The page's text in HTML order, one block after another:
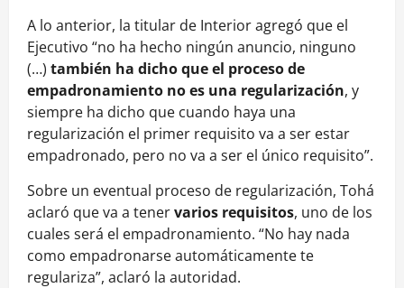
A lo anterior, la titular de Interior agregó que el
Ejecutivo “no ha hecho ningún anuncio, ninguno
(…) también ha dicho que el proceso de
empadronamiento no es una regularización, y
siempre ha dicho que cuando haya una
regularización el primer requisito va a ser estar
empadronado, pero no va a ser el único requisito”.
Sobre un eventual proceso de regularización, Tohá
aclaró que va a tenervarios requisitos, uno de los
cuales será el empadronamiento. “No hay nada
como empadronarse automáticamente te
regulariza”, aclaró la autoridad.